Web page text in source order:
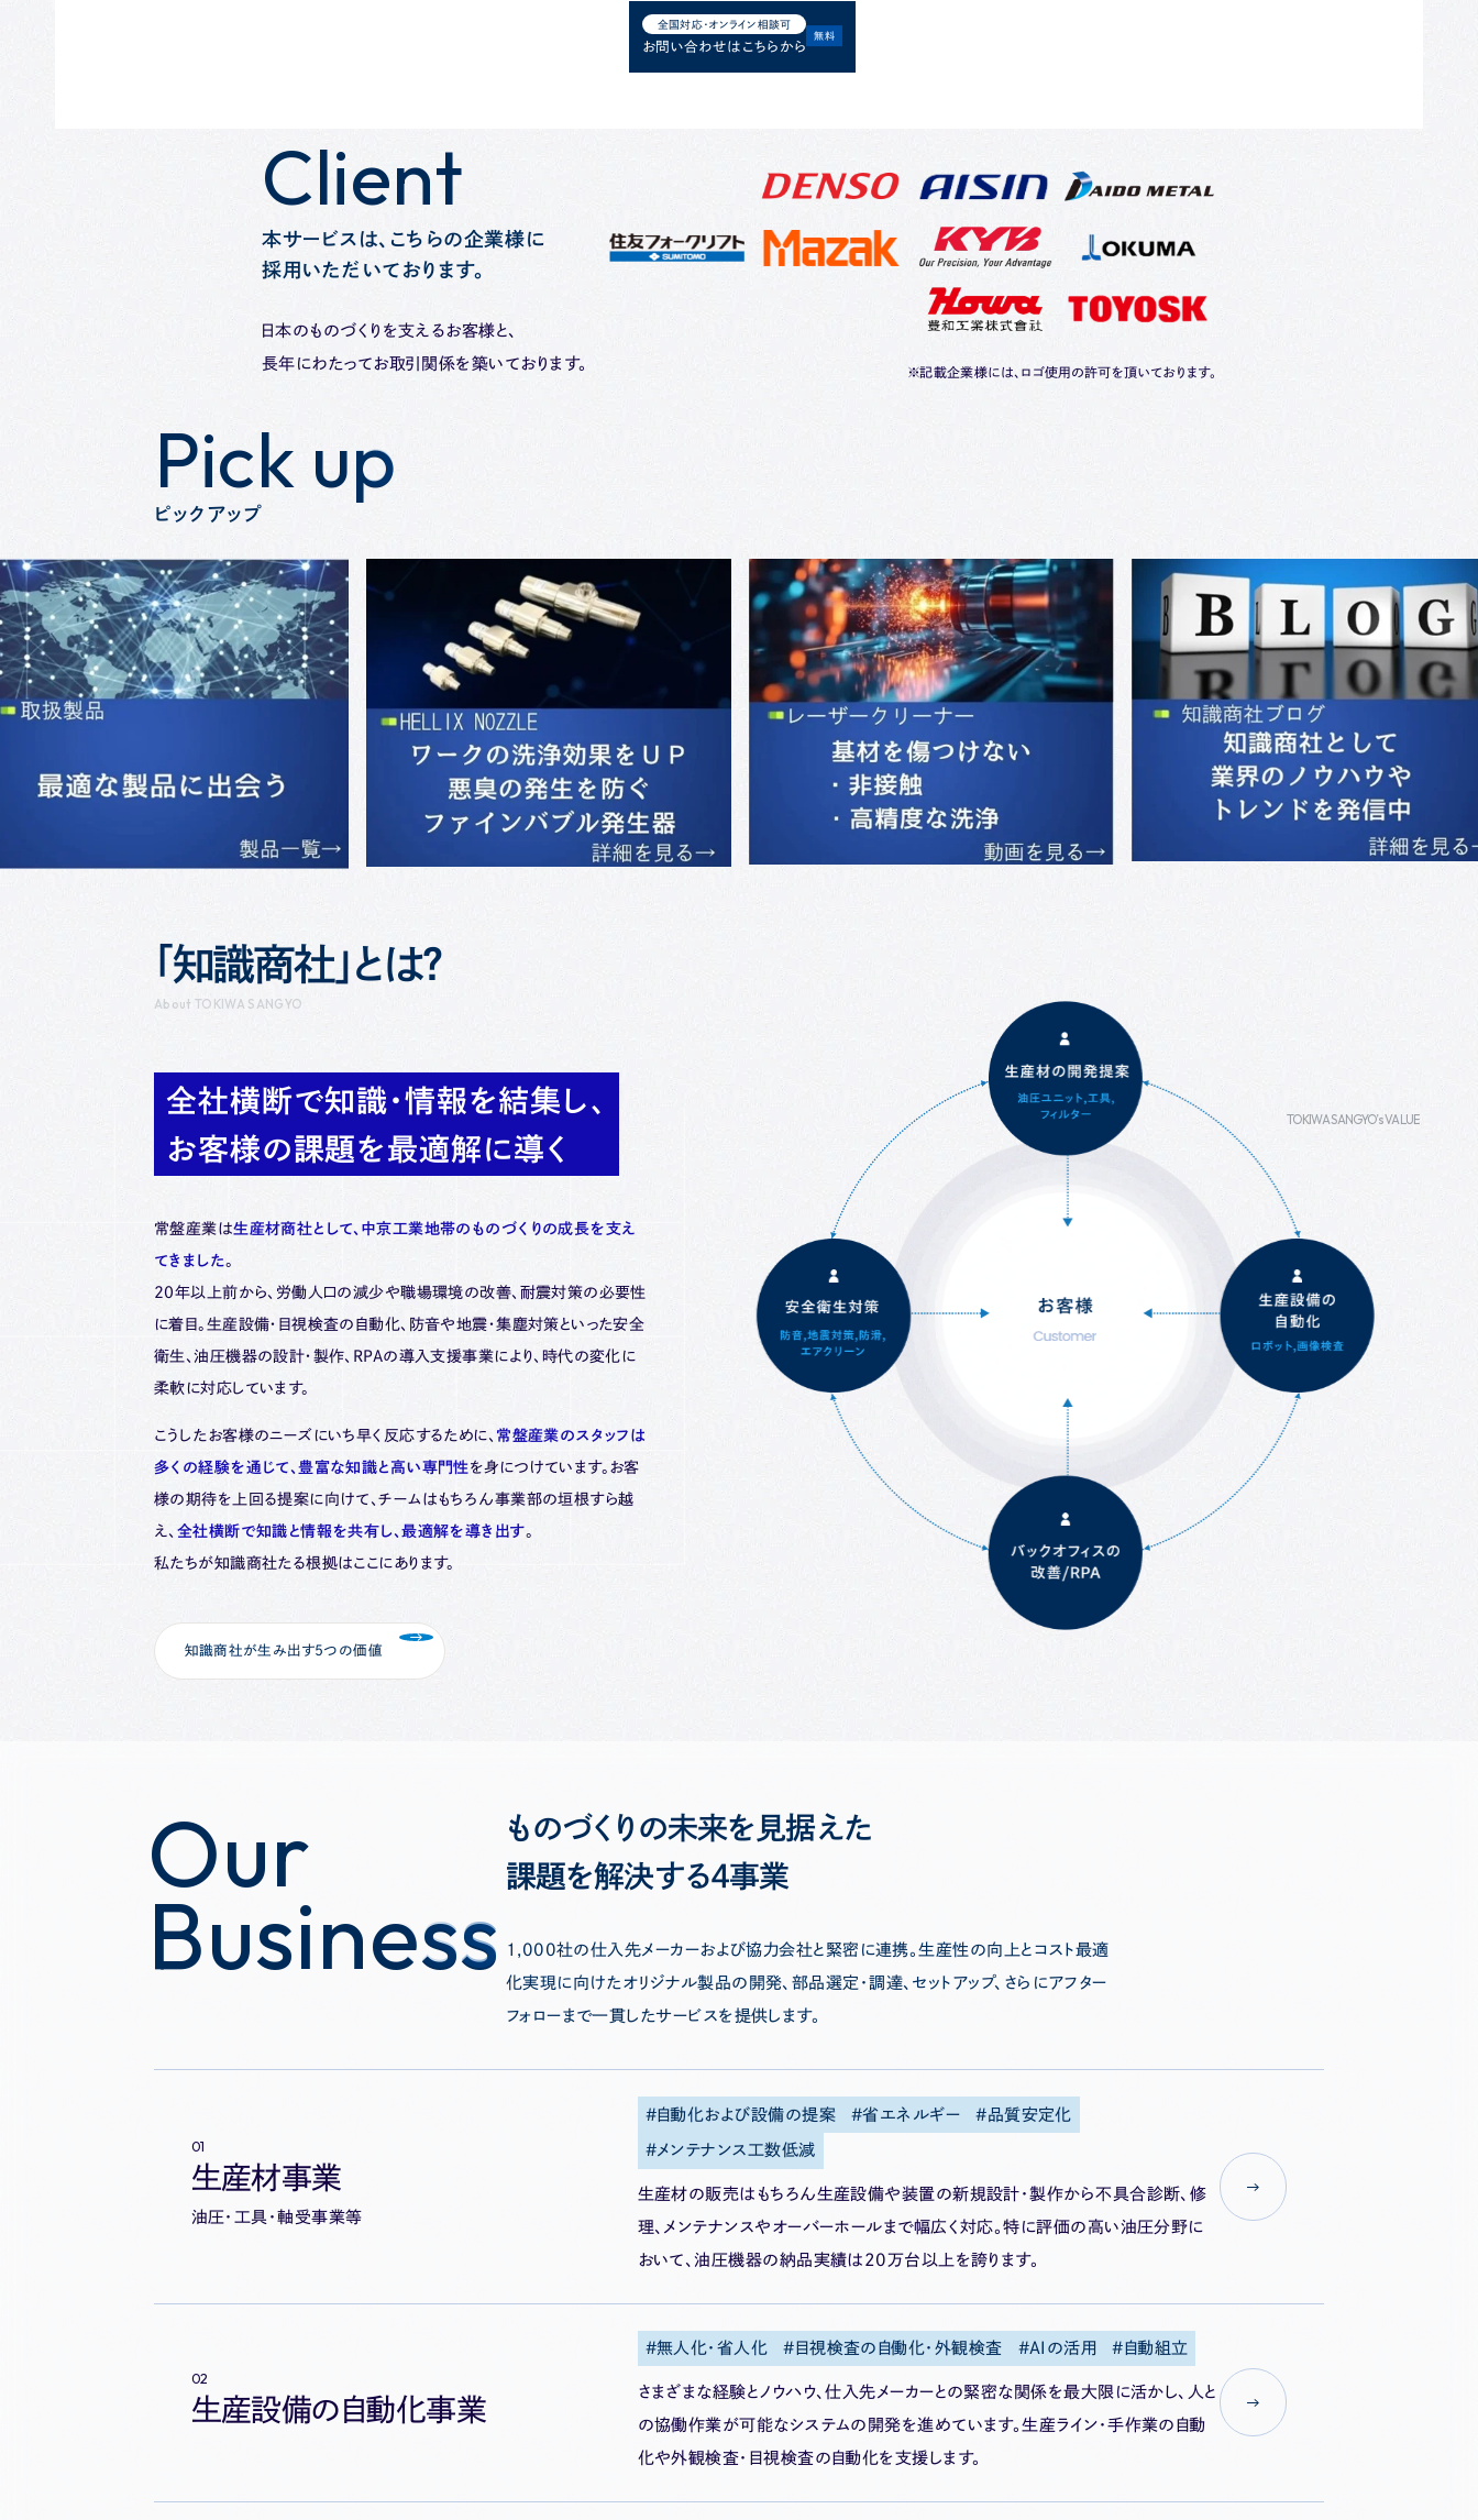
全国対応・オンライン相談可
お問い合わせはこちらから
無料
Client
Client
本サービスは、こちらの企業様に
採用いただいております。
日本のものづくりを支えるお客様と、
長年にわたってお取引関係を築いております。
※記載企業様には、ロゴ使用の許可を頂いております。
Pick up
Pick up
ピックアップ
「知識商社」とは？
About TOKIWA SANGYO
全社横断で知識・情報を結集し、
お客様の課題を最適解に導く
常盤産業は生産材商社として、中京工業地帯のものづくりの成長を支え
てきました 。
20年以上前から、労働人口の減少や職場環境の改善、耐震対策の必要性
に着目。生産設備・目視検査の自動化、防音や地震・集塵対策といった安全
衛生、油圧機器の設計・製作、RPAの導入支援事業により、時代の変化に
柔軟に対応しています。
こうしたお客様のニーズにいち早く反応するために、 常盤産業のスタッフは
多くの経験を通じて、豊富な知識と高い専門性を身につけています。お客
様の期待を上回る提案に向けて、チームはもちろん事業部の垣根すら越
え、 全社横断で知識と情報を共有し、最適解を導き出す。
私たちが知識商社たる根拠はここにあります。
知識商社が生み出す5つの価値
TOKIWA SANGYO’s VALUE
Our
Business
Our
Business
ものづくりの未来を見据えた
課題を解決する4事業
1,000社の仕入先メーカーおよび協力会社と緊密に連携。生産性の向上とコスト最適
化実現に向けたオリジナル製品の開発、部品選定・調達、セットアップ、さらにアフター
フォローまで一貫したサービスを提供します。
生産材事業
油圧・工具・軸受事業等
自動化および設備の提案 省エネルギー 品質安定化
メンテナンス工数低減
生産材の販売はもちろん生産設備や装置の新規設計・製作から不具合診断、修
理、メンテナンスやオーバーホールまで幅広く対応。特に評価の高い油圧分野に
おいて、油圧機器の納品実績は20万台以上を誇ります。
生産設備の自動化事業
無人化・省人化 目視検査の自働化・外観検査 AIの活用 自動組立
さまざまな経験とノウハウ、仕入先メーカーとの緊密な関係を最大限に活かし、人と
の協働作業が可能なシステムの開発を進めています。生産ライン・手作業の自動
化や外観検査・目視検査の自動化を支援します。